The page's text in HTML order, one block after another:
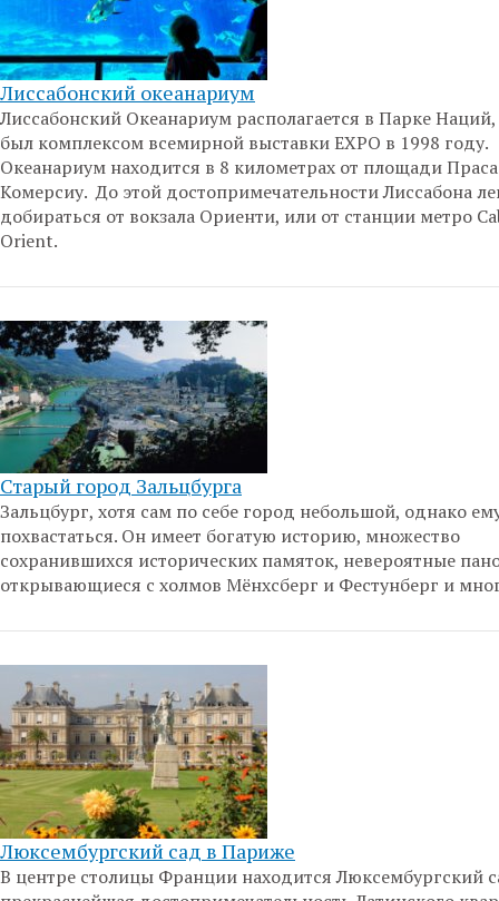
Лиссабонский океанариум
Лиссабонский Океанариум располагается в Парке
был комплексом всемирной выставки ЕXPO в 1998 году.
Океанариум находится в 8 километрах от площади
Комерсиу. До этой достопримечательности Лиссабона
добираться от вокзала Ориенти, или от станции метро
Orient.
Старый город Зальцбурга
Зальцбург, хотя сам по себе город небольшой, однако
похвастаться. Он имеет богатую историю, множество
сохранившихся исторических памяток, невероятные
открывающиеся с холмов Мёнхсберг и Фестунберг и
Люксембургский сад в Париже
В центре столицы Франции находится Люксембургский